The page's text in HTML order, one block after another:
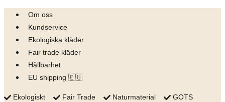
Skip
content
Om oss
Kundservice
Ekologiska kläder
Fair trade kläder
Hållbarhet
EU shipping 🇪🇺
Ekologiskt Fair Trade Naturmaterial
GOTS